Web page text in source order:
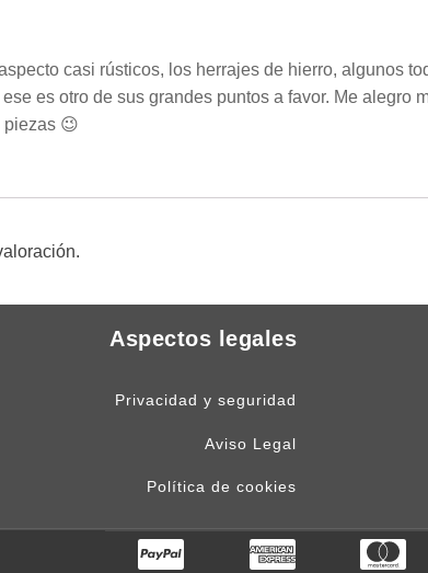
casi rústicos, los herrajes de hierro, algunos
es otro de sus grandes puntos a favor. Me alegro
piezas 😉
Aspectos legales
Privacidad y seguridad
Aviso Legal
Política de cookies